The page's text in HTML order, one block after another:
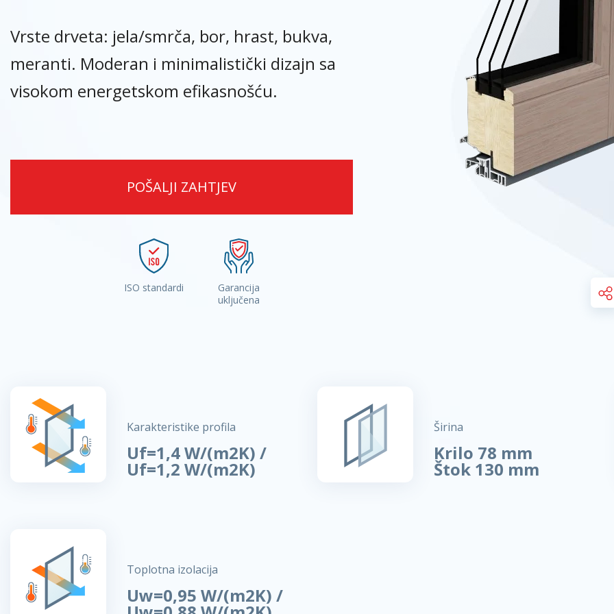
Vrste drveta: jela/smrča, bor, hrast, bukva,
meranti. Moderan i minimalistički dizajn sa
visokom energetskom efikasnošću.
POŠALJI ZAHTJEV
ISO standardi
Garancija
uključena
Karakteristike profila
Uf=1,4 W/(m2K) /
Uf=1,2 W/(m2K)
Širina
Krilo 78 mm
Štok 130 mm
Toplotna izolacija
Uw=0,95 W/(m2K) /